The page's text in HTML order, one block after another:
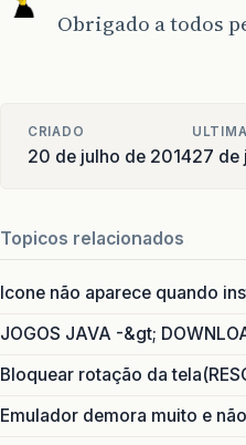
Obrigado a todos
CRIADO
20 de julho de 201427 de
Topicos relacionados
Icone não aparece quando
JOGOS JAVA -&gt;
Bloquear rotação da
Emulador demora muito e